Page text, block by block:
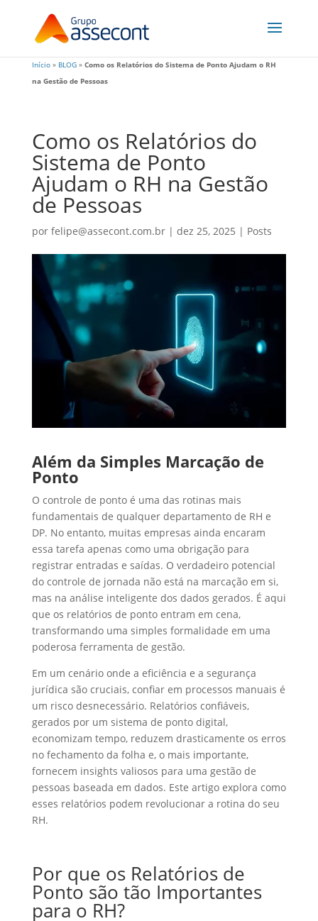
Início» BLOG» Como os Relatórios do Sistema de Ponto Ajudam o RH
na Gestão de Pessoas
Como os Relatórios do
Sistema de Ponto
Ajudam o RH na Gestão
de Pessoas
por felipe@assecont.com.br| dez 25, 2025 | Posts
Além da Simples Marcação de
Ponto
O controle de ponto é uma das rotinas mais
fundamentais de qualquer departamento de RH e
DP. No entanto, muitas empresas ainda encaram
essa tarefa apenas como uma obrigação para
registrar entradas e saídas. O verdadeiro potencial
do controle de jornada não está na marcação em si,
mas na análise inteligente dos dados gerados. É aqui
que os relatórios de ponto entram em cena,
transformando uma simples formalidade em uma
poderosa ferramenta de gestão.
Em um cenário onde a eficiência e a segurança
jurídica são cruciais, confiar em processos manuais é
um risco desnecessário. Relatórios confiáveis,
gerados por um sistema de ponto digital,
economizam tempo, reduzem drasticamente os erros
no fechamento da folha e, o mais importante,
fornecem insights valiosos para uma gestão de
pessoas baseada em dados. Este artigo explora como
esses relatórios podem revolucionar a rotina do seu
RH.
Por que os Relatórios de
Ponto são tão Importantes
para o RH?